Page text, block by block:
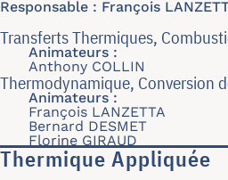
Responsable : François
Transferts Thermiques,
Animateurs :
Anthony COLLIN
Thermodynamique, Conversion
Animateurs :
François LANZETTA
Bernard DESMET
Florine GIRAUD
Thermique Appliquée